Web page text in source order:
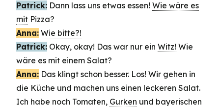
Patrick: Dann lass uns etwas essen! Wie wäre es
mit Pizza?
Anna: Wie bitte?!
Patrick: Okay, okay! Das war nur ein Witz! Wie
wäre es mit einem Salat?
Anna: Das klingt schon besser. Los! Wir gehen in
die Küche und machen uns einen leckeren Salat.
Ich habe noch Tomaten, Gurken und bayerischen